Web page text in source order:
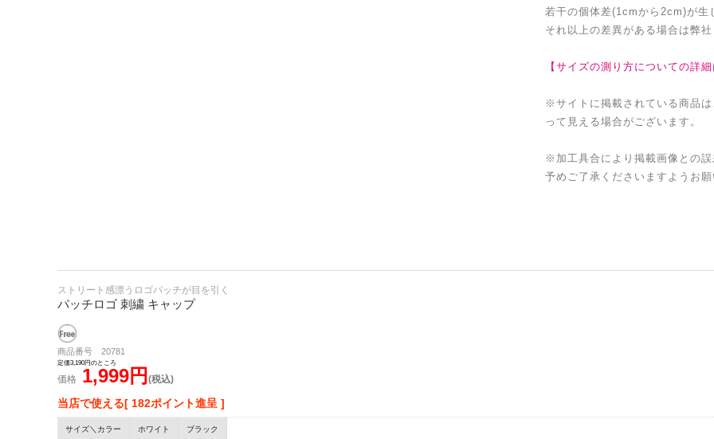
若干の個体差(1cmから2cm)が生
それ以上の差異がある場合は弊
【サイズの測り方についての詳細
※サイトに掲載されている商品
って見える場合がございます。
※加工具合により掲載画像との誤
予めご了承くださいますようお願
ストリート感漂うロゴパッチが目を引く
パッチロゴ 刺繍 キャップ
商品番号 20781
定価3,190円のところ
価格 1,999円 (税込)
当店で使える[ 182ポイント進呈 ]
サイズ＼カラー ホワイト ブラック